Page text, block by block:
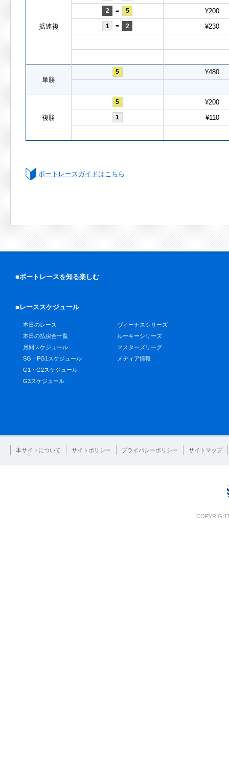
拡連複
2 = 5 ¥200
1 = 2 ¥230
単勝
5 ¥480
複勝
5 ¥200
1 ¥110
ボートレースガイドはこちら
■ボートレースを知る楽しむ
■レーススケジュール
本日のレース
本日の払戻金一覧
月間スケジュール
SG・PG1スケジュール
G1・G2スケジュール
G3スケジュール
ヴィーナスシリーズ
ルーキーシリーズ
マスターズリーグ
メディア情報
本サイトについて サイトポリシー プライバシーポリシー サイトマップ